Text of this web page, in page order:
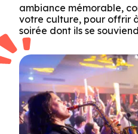
ambiance mémorable,
votre culture, pour offrir
soirée dont ils se